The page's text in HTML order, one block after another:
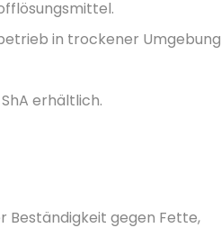
in trockener Umgebung
erhältlich.
Beständigkeit gegen Fette,